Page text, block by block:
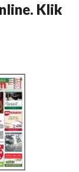
Klik